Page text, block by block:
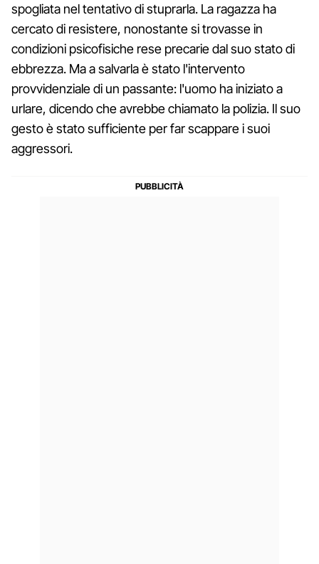
spogliata nel tentativo di stuprarla. La ragazza ha
cercato di resistere, nonostante si trovasse in
condizioni psicofisiche rese precarie dal suo stato di
ebbrezza. Ma a salvarla è stato l'intervento
provvidenziale di un passante: l'uomo ha iniziato a
urlare, dicendo che avrebbe chiamato la polizia. Il suo
gesto è stato sufficiente per far scappare i suoi
aggressori.